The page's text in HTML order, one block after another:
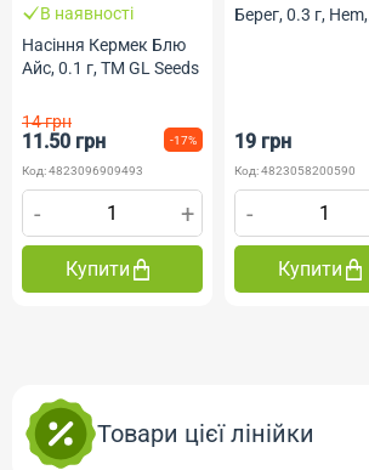
В наявності
Насіння Кермек Блю
Айс, 0.1 г, ТМ GL Seeds
14 грн
11.50 грн -17%
Код: 4823096909493
- +
Купити
Берег, 0.3 г, Hem,
19 грн
Код: 4823058200590
-
Купити
Товари цієї лінійки